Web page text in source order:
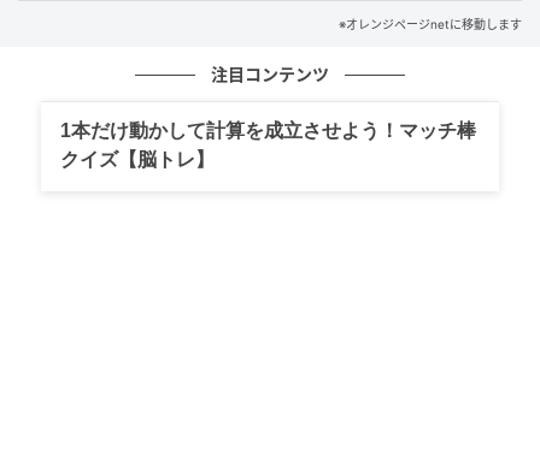
得たさまざまな感覚を料理や家事のアイデアに活か
し、身近な食材で手軽においしく作れるレシピを提
ーとしても活動し、テレビ番組や雑誌に数多く出演。
著書は80冊を超える。
※オレンジページnetに移動します
注目コンテンツ
1本だけ動かして計算を成立させよう！マッチ棒
クイズ【脳トレ】